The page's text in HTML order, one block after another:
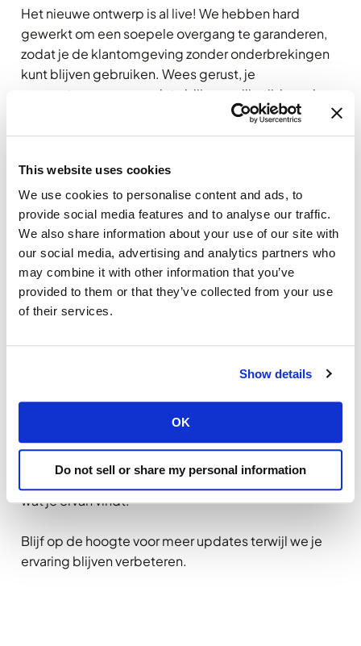
This website uses cookies
We use cookies to personalise content and ads, to
provide social media features and to analyse our traffic.
We also share information about your use of our site with
our social media, advertising and analytics partners who
may combine it with other information that you’ve
provided to them or that they’ve collected from your use
of their services.
Show details
OK
Do not sell or share my personal information
Het nieuwe ontwerp is al live! We hebben hard
gewerkt om een soepele overgang te garanderen,
zodat je de klantomgeving zonder onderbrekingen
kunt blijven gebruiken. Wees gerust, je
accountgegevens en data blijven veilig tijdens de
Wat is de volgende stap?
Deze herontwerp is nog maar het begin. We zijn
toegewijd aan het continu verbeteren van de
klantomgeving om beter aan je behoeften te
voldoen. Je feedback is van onschatbare waarde
voor ons, dus aarzel niet om je gedachten te delen
zodra je het nieuwe ontwerp hebt verkend.
Hulp Nodig?
staat ons ondersteuningsteam voor je klaar. Neem
gerust contact op—wij helpen je graag.
Bedankt dat je voorYourwebhoster.euhebt
ontwerp kunt ervaren en kijken ernaar uit om te horen
wat je ervan vindt!
Blijf op de hoogte voor meer updates terwijl we je
ervaring blijven verbeteren.